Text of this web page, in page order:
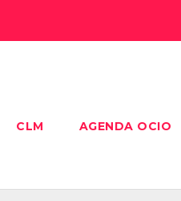
CLM AGENDA OCIO